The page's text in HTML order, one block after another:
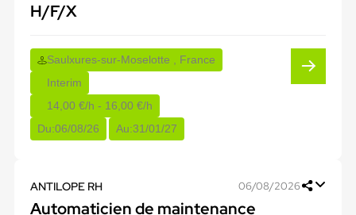
H/F/X
Saulxures-sur-Moselotte , France
Interim
14,00 €/h - 16,00 €/h
Du:06/08/26 Au:31/01/27
ANTILOPE RH 06/08/2026
Automaticien de maintenance